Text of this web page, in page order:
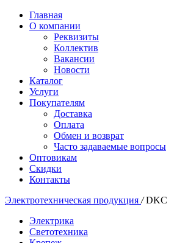
Главная
О компании
Реквизиты
Коллектив
Вакансии
Новости
Каталог
Услуги
Покупателям
Доставка
Оплата
Обмен и возврат
Часто задаваемые вопросы
Оптовикам
Скидки
Контакты
Электротехническая продукция / DKC
Электрика
Светотехника